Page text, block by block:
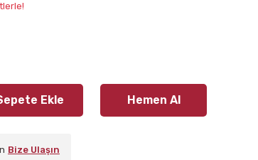
Ekle Hemen Al
Bize Ulaşın